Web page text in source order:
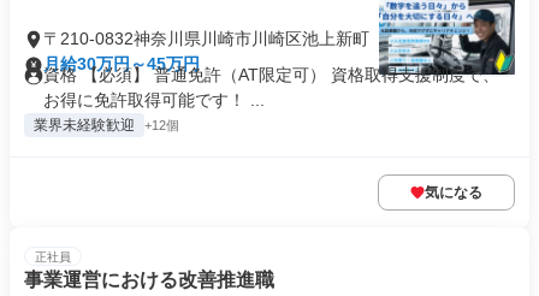
〒210-0832神奈川県川崎市川崎区池上新町
月給30万円～45万円
資格 【必須】 普通免許（AT限定可） 資格取得支援制度で、
お得に免許取得可能です！ ...
業界未経験歓迎 +12個
気になる
正社員
事業運営における改善推進職